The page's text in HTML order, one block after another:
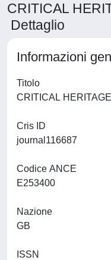
CRITICAL
Dettaglio
Informazioni
Titolo
Cris ID
Codice ANCE
Nazione
ISSN